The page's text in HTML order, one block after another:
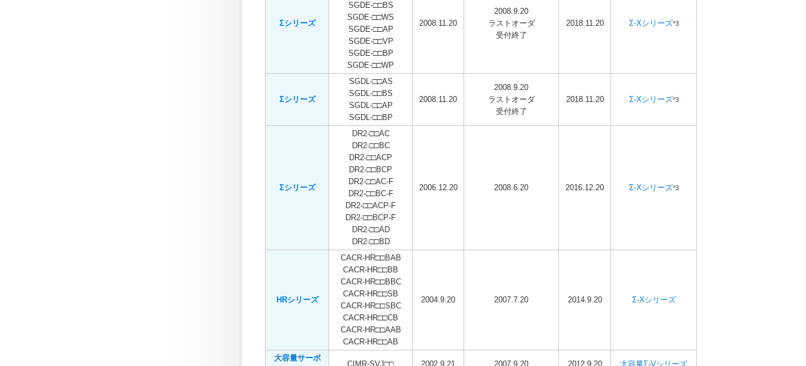
Σシリーズ
SGDE-□□BS
SGDE-□□WS
SGDE-□□AP
SGDE-□□VP
SGDE-□□BP
SGDE-□□WP
2008.11.20
2008.9.20
ラストオーダ
受付終了
2018.11.20 Σ-Xシリーズ*3
Σシリーズ
SGDL-□□AS
SGDL-□□BS
SGDL-□□AP
SGDL-□□BP
2008.11.20
2008.9.20
ラストオーダ
受付終了
2018.11.20 Σ-Xシリーズ*3
Σシリーズ
DR2-□□AC
DR2-□□BC
DR2-□□ACP
DR2-□□BCP
DR2-□□AC-F
DR2-□□BC-F
DR2-□□ACP-F
DR2-□□BCP-F
DR2-□□AD
DR2-□□BD
2006.12.20 2008.6.20 2016.12.20 Σ-Xシリーズ*3
HRシリーズ
CACR-HR□□BAB
CACR-HR□□BB
CACR-HR□□BBC
CACR-HR□□SB
CACR-HR□□SBC
CACR-HR□□CB
CACR-HR□□AAB
CACR-HR□□AB
2004.9.20 2007.7.20 2014.9.20 Σ-Xシリーズ
大容量サーボ
CIMR-SVJ□□ 2002.9.21 2007.9.20 2012.9.20 大容量Σ-Vシリーズ